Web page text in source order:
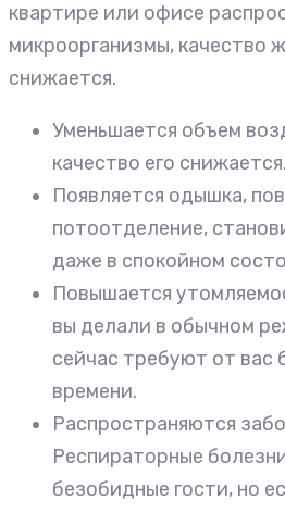
квартире или офисе
микроорганизмы, качество
снижается.
Уменьшается объем
качество его снижается.
Появляется одышка,
потоотделение,
даже в спокойном
Повышается
вы делали в обычном
сейчас требуют от вас
времени.
Распространяются
Респираторные
безобидные гости, но